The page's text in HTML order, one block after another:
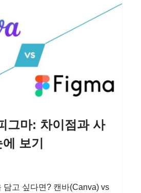
그마: 차이점과 사
보기
담고 싶다면? 캔바(Canva) vs